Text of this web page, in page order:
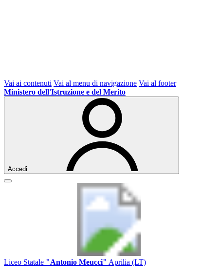
Vai ai contenuti Vai al menu di navigazione Vai al footer
Ministero dell'Istruzione e del Merito
Accedi
Liceo Statale "Antonio Meucci" Aprilia (LT)